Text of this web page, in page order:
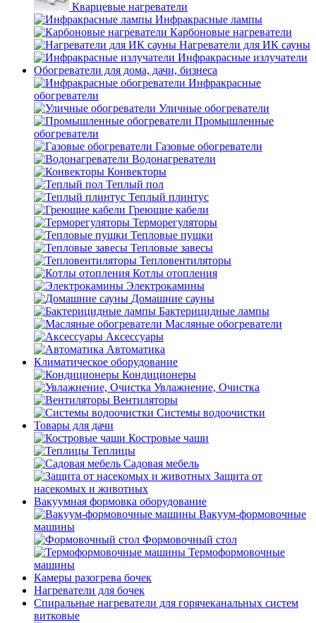
Кварцевые нагреватели
Инфракрасные лампы
Карбоновые нагреватели
Нагреватели для ИК сауны
Инфракрасные излучатели
Обогреватели для дома, дачи, бизнеса
Инфракрасные
обогреватели
Уличные обогреватели
Промышленные
обогреватели
Газовые обогреватели
Водонагреватели
Конвекторы
Теплый пол
Теплый плинтус
Греющие кабели
Терморегуляторы
Тепловые пушки
Тепловые завесы
Тепловентиляторы
Котлы отопления
Электрокамины
Домашние сауны
Бактерицидные лампы
Масляные обогреватели
Аксессуары
Автоматика
Климатическое оборудование
Кондиционеры
Увлажнение, Очистка
Вентиляторы
Системы водоочистки
Товары для дачи
Костровые чаши
Теплицы
Садовая мебель
Защита от
насекомых и животных
Вакуумная формовка оборудование
Вакуум-формовочные
машины
Формовочный стол
Термоформовочные
машины
Камеры разогрева бочек
Нагреватели для бочек
Спиральные нагреватели для горячеканальных систем
витковые